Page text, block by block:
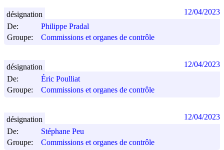
De:
Philippe Pradal
Groupe:
Commissions et organes de contrôle
désignation 12/04/2023
De:
Éric Poulliat
Groupe:
Commissions et organes de contrôle
désignation 12/04/2023
De:
Stéphane Peu
Groupe:
Commissions et organes de contrôle
désignation 12/04/2023